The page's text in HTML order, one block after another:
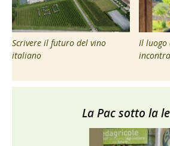
Scrivere il futuro del vino
italiano
Il luogo
La Pac sotto la